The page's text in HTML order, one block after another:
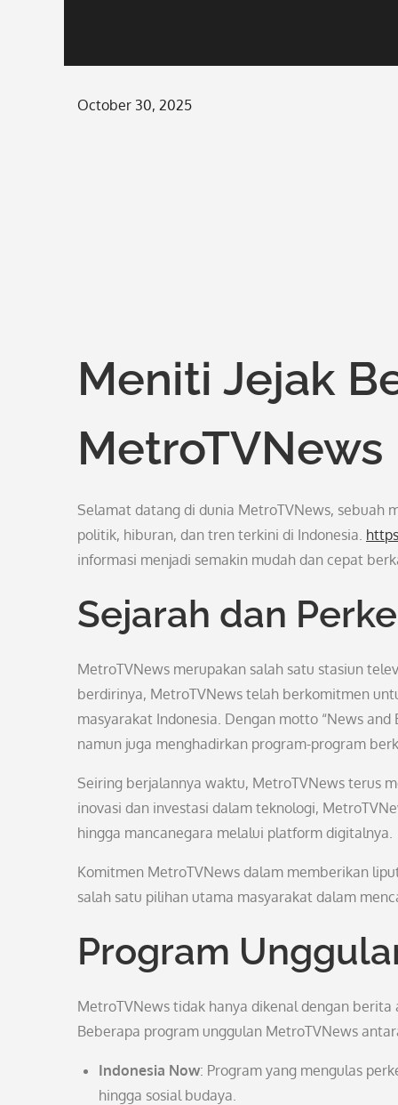
Posted
October 30, 2025
Meniti Jejak
MetroTVNews
Selamat datang di dunia MetroTVNews, sebuah
politik, hiburan, dan tren terkini di Indonesia.
informasi menjadi semakin mudah dan cepat
Sejarah dan
MetroTVNews merupakan salah satu stasiun
berdirinya, MetroTVNews telah berkomitmen
masyarakat Indonesia. Dengan motto “News
namun juga menghadirkan program-program
Seiring berjalannya waktu, MetroTVNews terus
inovasi dan investasi dalam teknologi,
hingga mancanegara melalui platform digitalnya.
Komitmen MetroTVNews dalam memberikan
salah satu pilihan utama masyarakat dalam
Program
MetroTVNews tidak hanya dikenal dengan
Beberapa program unggulan MetroTVNews
Indonesia Now: Program yang mengulas
hingga sosial budaya.